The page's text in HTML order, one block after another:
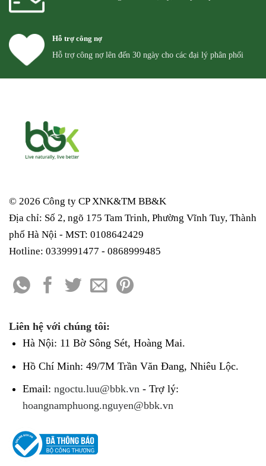
Hỗ trợ công nợ
Hỗ trợ công nợ lên đến 30 ngày cho các đại lý phân phối
© 2026 Công ty CP XNK&TM BB&K
Địa chỉ: Số 2, ngõ 175 Tam Trinh, Phường Vĩnh Tuy, Thành
phố Hà Nội - MST: 0108642429
Hotline: 0339991477 - 0868999485
Liên hệ với chúng tôi:
Hà Nội: 11 Bờ Sông Sét, Hoàng Mai.
Hồ Chí Minh: 49/7M Trần Văn Đang, Nhiêu Lộc.
Email: ngoctu.luu@bbk.vn- Trợ lý:
hoangnamphuong.nguyen@bbk.vn